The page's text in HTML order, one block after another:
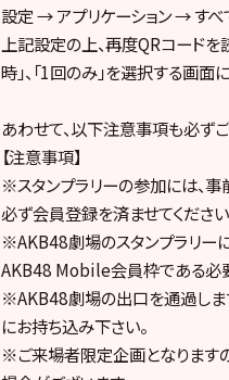
設定 → アプリケーション → す
上記設定の上、再度QRコード
時」、「1回のみ」を選択する画面
あわせて、以下注意事項も必ずご
【注意事項】
※スタンプラリーの参加には、
必ず会員登録を済ませてくださ
※AKB48劇場のスタンプラリー
AKB48 Mobile会員枠である必
※AKB48劇場の出口を通過しま
にお持ち込み下さい。
※ご来場者限定企画となります